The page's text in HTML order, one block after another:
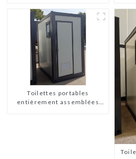
Toilettes préfabriquées
portables Vente
Personnalisée
Personnalisée
Toilettes portables
entièrement assemblées